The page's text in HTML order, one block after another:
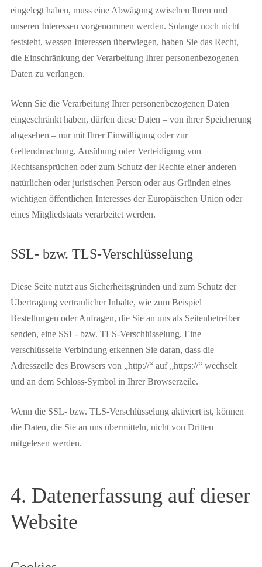
eingelegt haben, muss eine Abwägung zwischen Ihren und
unseren Interessen vorgenommen werden. Solange noch nicht
feststeht, wessen Interessen überwiegen, haben Sie das Recht,
die Einschränkung der Verarbeitung Ihrer personenbezogenen
Daten zu verlangen.
Wenn Sie die Verarbeitung Ihrer personenbezogenen Daten
eingeschränkt haben, dürfen diese Daten – von ihrer Speicherung
abgesehen – nur mit Ihrer Einwilligung oder zur
Geltendmachung, Ausübung oder Verteidigung von
Rechtsansprüchen oder zum Schutz der Rechte einer anderen
natürlichen oder juristischen Person oder aus Gründen eines
wichtigen öffentlichen Interesses der Europäischen Union oder
eines Mitgliedstaats verarbeitet werden.
SSL- bzw. TLS-Verschlüsselung
Diese Seite nutzt aus Sicherheitsgründen und zum Schutz der
Übertragung vertraulicher Inhalte, wie zum Beispiel
Bestellungen oder Anfragen, die Sie an uns als Seitenbetreiber
senden, eine SSL- bzw. TLS-Verschlüsselung. Eine
verschlüsselte Verbindung erkennen Sie daran, dass die
Adresszeile des Browsers von „http://“ auf „https://“ wechselt
und an dem Schloss-Symbol in Ihrer Browserzeile.
Wenn die SSL- bzw. TLS-Verschlüsselung aktiviert ist, können
die Daten, die Sie an uns übermitteln, nicht von Dritten
mitgelesen werden.
4. Datenerfassung auf dieser
Website